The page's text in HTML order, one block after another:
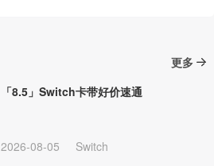
更多
「8.5」Switch卡带好价速通
2026-08-05 Switch